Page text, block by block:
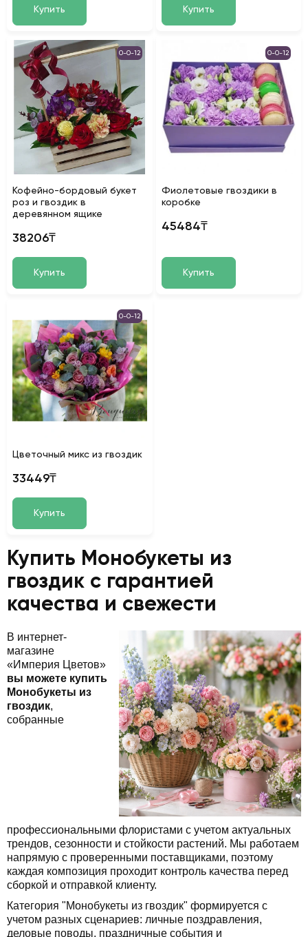
Купить Купить
0-0-12
Кофейно-бордовый букет
роз и гвоздик в
деревянном ящике
38206₸
Купить
0-0-12
Фиолетовые гвоздики в
коробке
45484₸
Купить
0-0-12
Цветочный микс из гвоздик
33449₸
Купить
Купить Монобукеты из
гвоздик с гарантией
качества и свежести
В интернет-
магазине
«Империя Цветов»
вы можете купить
Монобукеты из
гвоздик,
собранные
профессиональными флористами с учетом актуальных
трендов, сезонности и стойкости растений. Мы работаем
напрямую с проверенными поставщиками, поэтому
каждая композиция проходит контроль качества перед
сборкой и отправкой клиенту.
Категория "Монобукеты из гвоздик" формируется с
учетом разных сценариев: личные поздравления,
деловые поводы, праздничные события и